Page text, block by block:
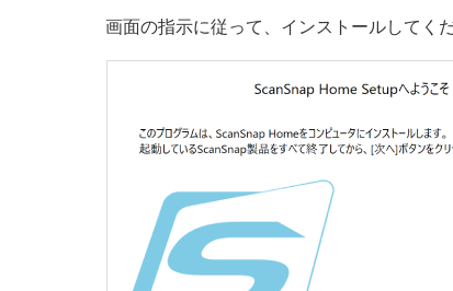
画面の指示に従って、インストールしてくだ